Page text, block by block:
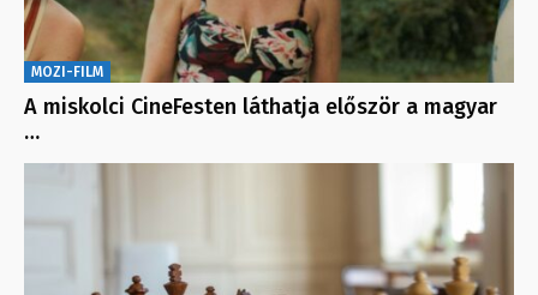
MOZI-FILM
A miskolci CineFesten láthatja először a magyar
…